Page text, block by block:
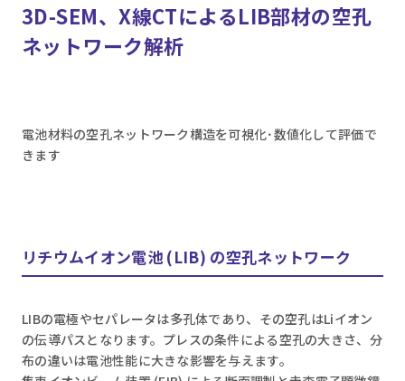
3D-SEM、X線CTによるLIB部材の空孔
ネットワーク解析
電池材料の空孔ネットワーク構造を可視化･数値化して評価で
きます
リチウムイオン電池 (LIB) の空孔ネットワーク
LIBの電極やセパレータは多孔体であり、その空孔はLiイオン
の伝導パスとなります。プレスの条件による空孔の大きさ、分
布の違いは電池性能に大きな影響を与えます。